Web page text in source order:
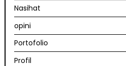
Nasihat
opini
Portofolio
Profil